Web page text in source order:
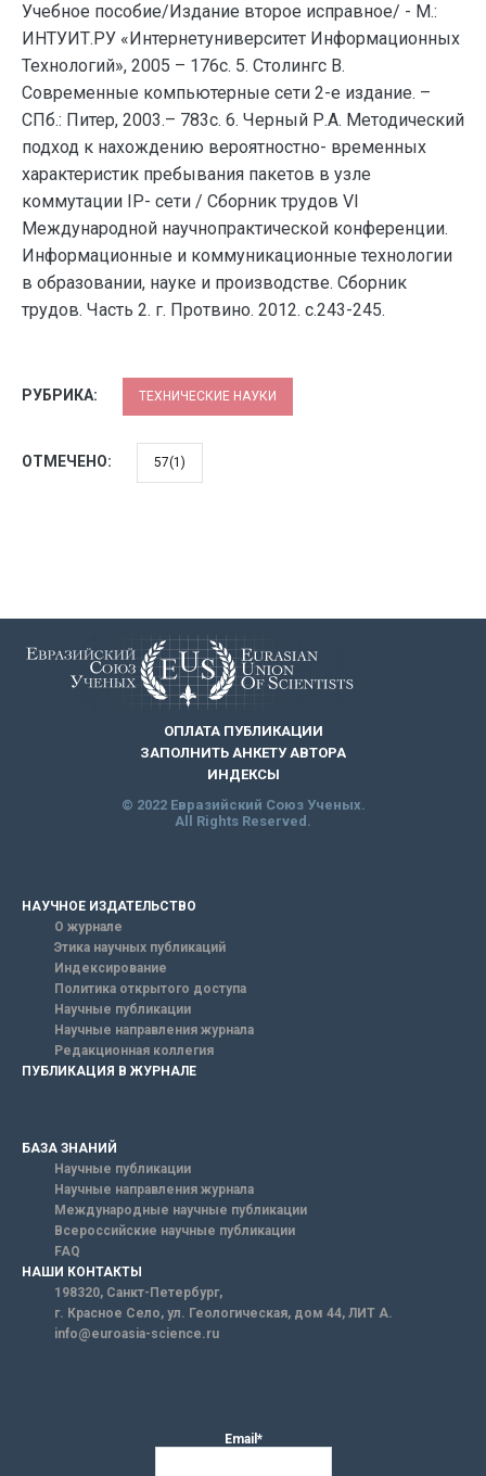
Учебное пособие/Издание второе исправное/ - М.:
ИНТУИТ.РУ «Интернетуниверситет Информационных
Технологий», 2005 – 176с. 5. Столингс В.
Современные компьютерные сети 2-е издание. –
СПб.: Питер, 2003.– 783с. 6. Черный Р.А. Методический
подход к нахождению вероятностно- временных
характеристик пребывания пакетов в узле
коммутации IP- сети / Сборник трудов VI
Международной научнопрактической конференции.
Информационные и коммуникационные технологии
в образовании, науке и производстве. Сборник
трудов. Часть 2. г. Протвино. 2012. с.243-245.
РУБРИКА: ТЕХНИЧЕСКИЕ НАУКИ
ОТМЕЧЕНО: 57(1)
ОПЛАТА ПУБЛИКАЦИИ
ЗАПОЛНИТЬ АНКЕТУ АВТОРА
ИНДЕКСЫ
© 2022 Евразийский Союз Ученых.
All Rights Reserved.
НАУЧНОЕ ИЗДАТЕЛЬСТВО
О журнале
Этика научных публикаций
Индексирование
Политика открытого доступа
Научные публикации
Научные направления журнала
Редакционная коллегия
ПУБЛИКАЦИЯ В ЖУРНАЛЕ
БАЗА ЗНАНИЙ
Научные публикации
Научные направления журнала
Международные научные публикации
Всероссийские научные публикации
FAQ
НАШИ КОНТАКТЫ
198320, Санкт-Петербург,
г. Красное Село, ул. Геологическая, дом 44, ЛИТ А.
info@euroasia-science.ru
Email*